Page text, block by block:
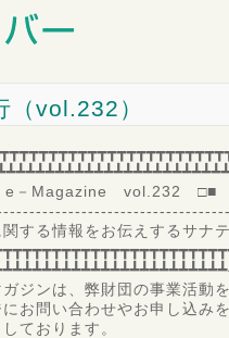
（vol.232）
e－Magazine vol.232
情報をお伝えするサナテ
ガジンは、弊財団の事業活動
お問い合わせやお申し込み
ております。